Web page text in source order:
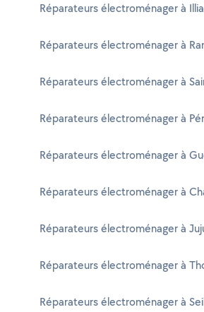
Réparateurs électroménager à
Réparateurs électroménager à
Réparateurs électroménager à
Réparateurs électroménager à
Réparateurs électroménager à
Réparateurs électroménager à
Réparateurs électroménager à
Réparateurs électroménager à
Réparateurs électroménager à